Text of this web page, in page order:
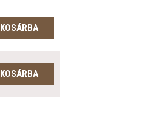
KOSÁRBA
KOSÁRBA